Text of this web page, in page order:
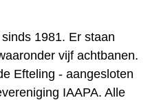
1981. Er staan
vijf achtbanen.
Efteling - aangesloten
IAAPA. Alle